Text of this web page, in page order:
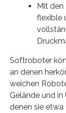
Mit den
flexible
Softroboter
an denen
weichen
Gelände und
denen sie